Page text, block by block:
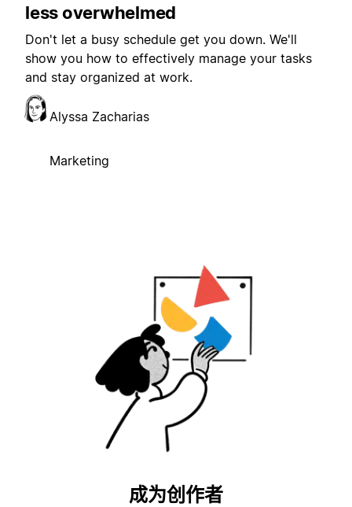
less overwhelmed
Don't let a busy schedule get you down. We'll
show you how to effectively manage your tasks
and stay organized at work.
Alyssa Zacharias
Marketing
成为创作者